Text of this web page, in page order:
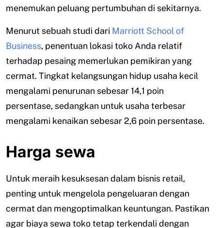
menemukan peluang pertumbuhan di sekitarnya.
Menurut sebuah studi dari Marriott School of
Business, penentuan lokasi toko Anda relatif
terhadap pesaing memerlukan pemikiran yang
cermat. Tingkat kelangsungan hidup usaha kecil
mengalami penurunan sebesar 14,1 poin
persentase, sedangkan untuk usaha terbesar
mengalami kenaikan sebesar 2,6 poin persentase.
Harga sewa
Untuk meraih kesuksesan dalam bisnis retail,
penting untuk mengelola pengeluaran dengan
cermat dan mengoptimalkan keuntungan. Pastikan
agar biaya sewa toko tetap terkendali dengan